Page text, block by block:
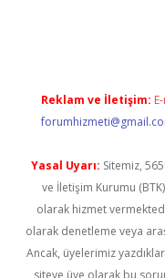
Reklam ve İletişim:
Yasal Uyarı: Sitemiz,
ve İletişim Kurumu
olarak hizmet
olarak denetleme veya
Ancak, üyelerimiz
siteye üye olarak bu